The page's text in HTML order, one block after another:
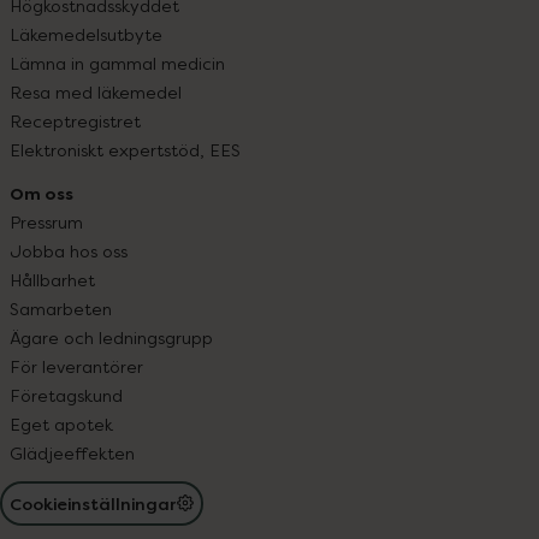
Högkostnadsskyddet
Läkemedelsutbyte
Lämna in gammal medicin
Resa med läkemedel
Receptregistret
Elektroniskt expertstöd, EES
Om oss
Pressrum
Jobba hos oss
Hållbarhet
Samarbeten
Ägare och ledningsgrupp
För leverantörer
Företagskund
Eget apotek
Glädjeeffekten
Cookieinställningar